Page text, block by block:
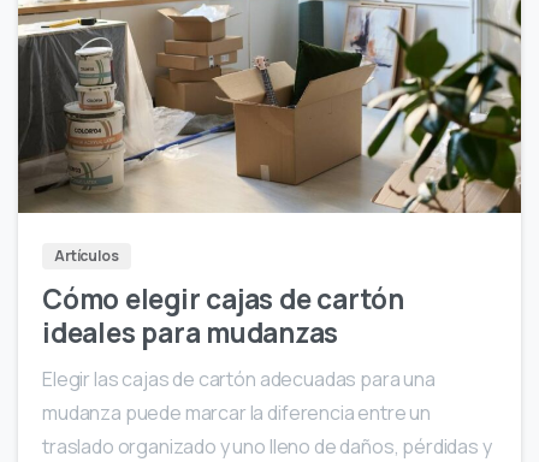
Artículos
Cómo elegir cajas de cartón
ideales para mudanzas
Elegir las cajas de cartón adecuadas para una
mudanza puede marcar la diferencia entre un
traslado organizado y uno lleno de daños, pérdidas y